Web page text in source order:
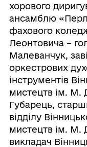
хорового
ансамблю
фахового
Леонтовича –
Малеванчук,
оркестрових
інструментів
мистецтв ім. М.
Губарець,
відділу
мистецтв ім. М.
викладач